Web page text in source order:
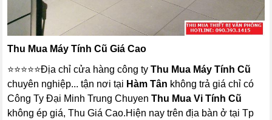
Thu Mua Máy Tính Cũ Giá Cao
⭐⭐⭐⭐⭐Địa chỉ cửa hàng công tyThu Mua Máy Tính Cũ
chuyên nghiệp... tận nơi tại Hàm Tân không trả giá chỉ có
Công Ty Đại Minh Trung ChuyenThu Mua Vi Tính Cũ
không ép giá, Thu Giá Cao.Hiện nay trên địa bàn ở tại Tp